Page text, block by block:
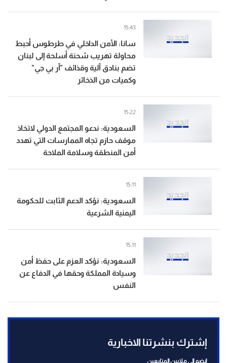
سانا: الأمن الداخلي في طرطوس أحبط
محاولة تهريب شحنة أسلحة إلى لبنان
تضم بنادق آلية وقذائف "آر بي جي"
وكميات من الذخائر
15:43
السعودية: ندعو المجتمع الدولي لاتخاذ
موقف حازم تجاه الممارسات التي تهدد
أمن المنطقة وسلامة الملاحة
15:22
السعودية: نؤكد الدعم الثابت للحكومة
اليمنية الشرعية
15:11
السعودية: نؤكد العزم على حفظ أمن
وسيادة المملكة وحقها في الدفاع عن
النفس
15:11
إشترك بنشرتنا الاخبارية
انضم الى ملايين المتابعين